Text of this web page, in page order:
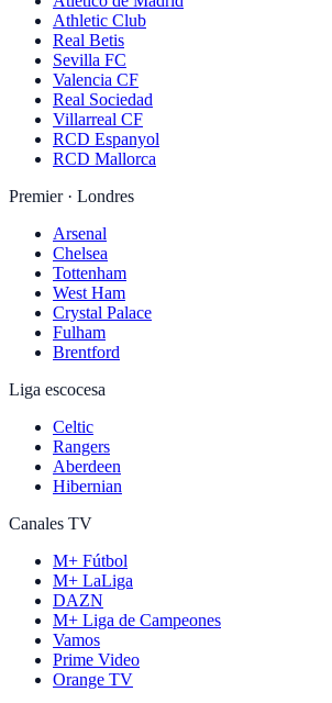
Athletic Club
Real Betis
Sevilla FC
Valencia CF
Real Sociedad
Villarreal CF
RCD Espanyol
RCD Mallorca
Premier · Londres
Arsenal
Chelsea
Tottenham
West Ham
Crystal Palace
Fulham
Brentford
Liga escocesa
Celtic
Rangers
Aberdeen
Hibernian
Canales TV
M+ Fútbol
M+ LaLiga
DAZN
M+ Liga de Campeones
Vamos
Prime Video
Orange TV